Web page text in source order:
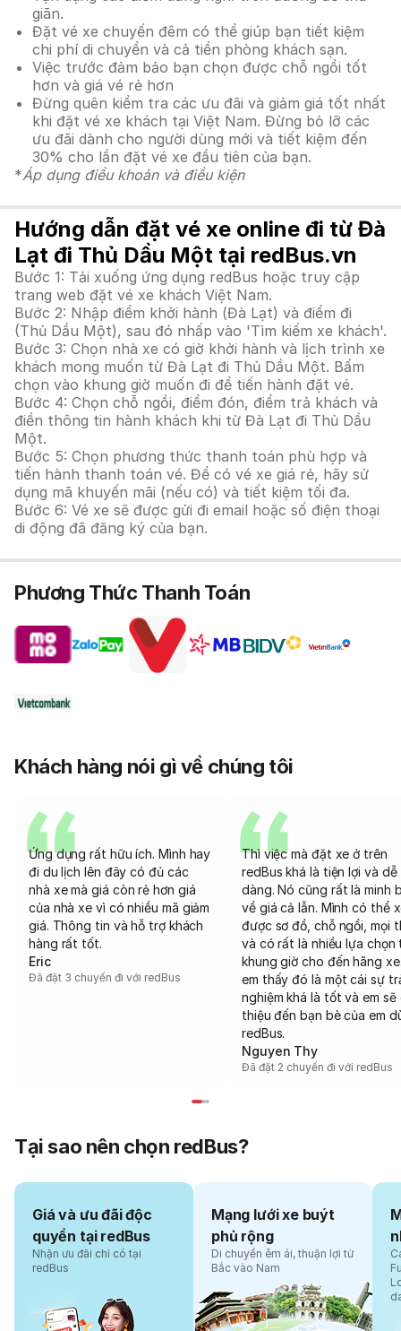
giãn.
Đặt vé xe chuyến đêm có thể giúp bạn tiết kiệm
chi phí di chuyển và cả tiền phòng khách sạn.
Việc trước đảm bảo bạn chọn được chỗ ngồi tốt
hơn và giá vé rẻ hơn
Đừng quên kiểm tra các ưu đãi và giảm giá tốt nhất
khi đặt vé xe khách tại Việt Nam. Đừng bỏ lỡ các
ưu đãi dành cho người dùng mới và tiết kiệm đến
30% cho lần đặt vé xe đầu tiên của bạn.
*Áp dụng điều khoản và điều kiện
Hướng dẫn đặt vé xe online đi từ Đà
Lạt đi Thủ Dầu Một tại redBus.vn
Bước 1: Tải xuống ứng dụng redBus hoặc truy cập
trang web đặt vé xe khách Việt Nam.
Bước 2: Nhập điểm khởi hành (Đà Lạt) và điểm đi
(Thủ Dầu Một), sau đó nhấp vào 'Tìm kiếm xe khách'.
Bước 3: Chọn nhà xe có giờ khởi hành và lịch trình xe
khách mong muốn từ Đà Lạt đi Thủ Dầu Một. Bấm
chọn vào khung giờ muốn đi để tiến hành đặt vé.
Bước 4: Chọn chỗ ngồi, điểm đón, điểm trả khách và
điền thông tin hành khách khi từ Đà Lạt đi Thủ Dầu
Một.
Bước 5: Chọn phương thức thanh toán phù hợp và
tiến hành thanh toán vé. Để có vé xe giá rẻ, hãy sử
dụng mã khuyến mãi (nếu có) và tiết kiệm tối đa.
Bước 6: Vé xe sẽ được gửi đi email hoặc số điện thoại
di động đã đăng ký của bạn.
Phương Thức Thanh Toán
Khách hàng nói gì về chúng tôi
Ứng dụng rất hữu ích. Mình hay
đi du lịch lên đây có đủ các
nhà xe mà giá còn rẻ hơn giá
của nhà xe vì có nhiều mã giảm
giá. Thông tin và hỗ trợ khách
hàng rất tốt.
Eric
Đã đặt 3 chuyến đi với redBus
Thì việc mà đặt xe ở trên
redBus khá là tiện lợi và dễ
dàng. Nó cũng rất là minh
về giá cả lẫn. Mình có thể
được sơ đồ, chỗ ngồi, mọi
và có rất là nhiều lựa chọn
khung giờ cho đến hãng
em thấy đó là một cái sự
nghiệm khá là tốt và em sẽ
thiệu đến bạn bè của em
redBus.
Nguyen Thy
Đã đặt 2 chuyến đi với redBus
Tại sao nên chọn redBus?
Giá và ưu đãi độc
quyền tại redBus
Nhận ưu đãi chỉ có tại
redBus
Mạng lưới xe buýt
phủ rộng
Di chuyển êm ái, thuận lợi từ
Bắc vào Nam